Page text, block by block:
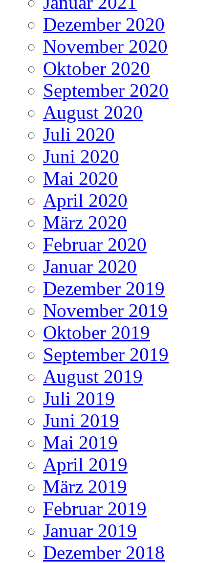
Dezember 2020
November 2020
Oktober 2020
September 2020
August 2020
Juli 2020
Juni 2020
Mai 2020
April 2020
März 2020
Februar 2020
Januar 2020
Dezember 2019
November 2019
Oktober 2019
September 2019
August 2019
Juli 2019
Juni 2019
Mai 2019
April 2019
März 2019
Februar 2019
Januar 2019
Dezember 2018